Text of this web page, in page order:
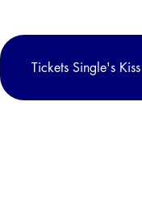
Tickets Single's Kiss